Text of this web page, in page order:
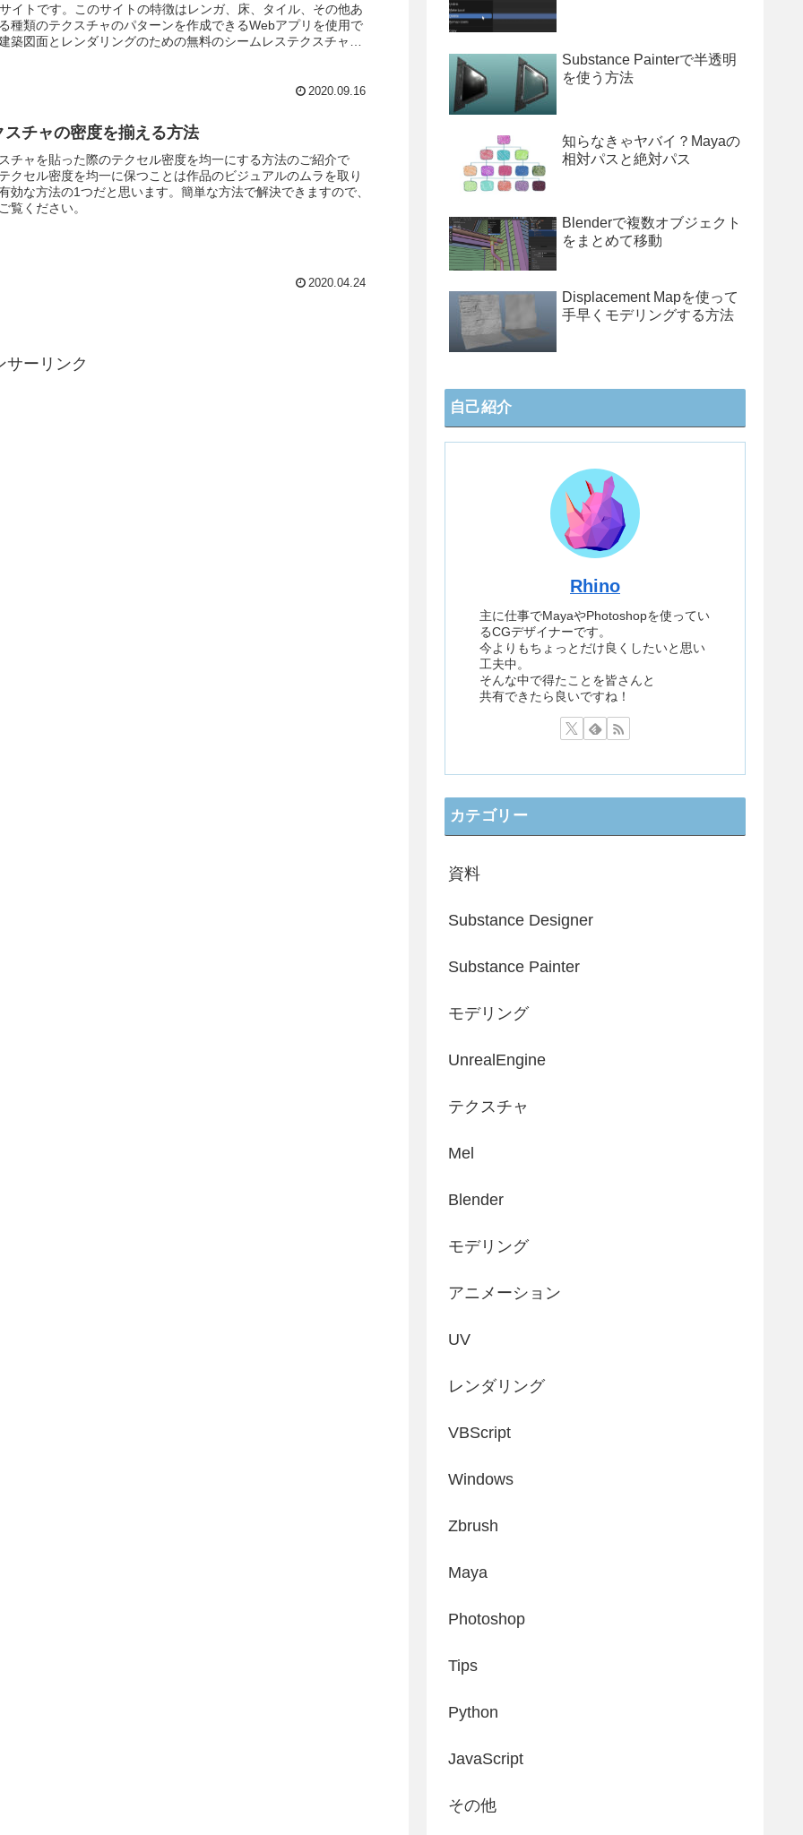
イトです。このサイトの特徴はレンガ、床、タイル、その他あ
種類のテクスチャのパターンを作成できるWebアプリを使用で
築図面とレンダリングのための無料のシームレステクスチャの
2020.09.16
スチャの密度を揃える方法
チャを貼った際のテクセル密度を均一にする方法のご紹介で
クセル密度を均一に保つことは作品のビジュアルのムラを取り
効な方法の1つだと思います。簡単な方法で解決できますので、
覧ください。
2020.04.24
サーリンク
Substance Painterで半透明
を使う方法
知らなきゃヤバイ？Mayaの
相対パスと絶対パス
Blenderで複数オブジェクト
をまとめて移動
Displacement Mapを使って
手早くモデリングする方法
自己紹介
Rhino
主に仕事でMayaやPhotoshopを使ってい
るCGデザイナーです。
今よりもちょっとだけ良くしたいと思い
工夫中。
そんな中で得たことを皆さんと
共有できたら良いですね！
カテゴリー
資料
Substance Designer
Substance Painter
モデリング
UnrealEngine
テクスチャ
Mel
Blender
モデリング
アニメーション
UV
レンダリング
VBScript
Windows
Zbrush
Maya
Photoshop
Tips
Python
JavaScript
その他